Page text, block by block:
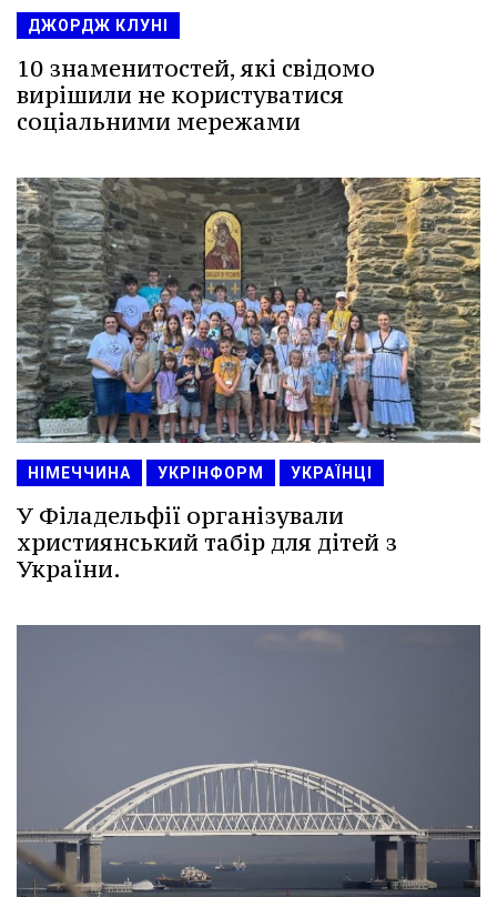
ДЖОРДЖ КЛУНІ
10 знаменитостей, які свідомо
вирішили не користуватися
соціальними мережами
НІМЕЧЧИНА УКРІНФОРМ УКРАЇНЦІ
У Філадельфії організували
християнський табір для дітей з
України.